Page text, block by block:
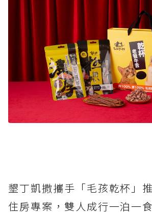
墾丁凱撒攜手「毛孩乾杯」
住房專案，雙人成行一泊一